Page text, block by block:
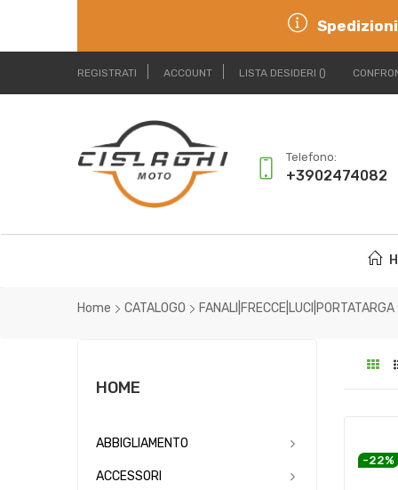
REGISTRATI ACCOUNT LISTA DESIDERI
Telefono:
+3902474082
Home CATALOGO FANALI|FRECCE|LUCI|PORTATARGA
HOME
ABBIGLIAMENTO
ACCESSORI
-22%